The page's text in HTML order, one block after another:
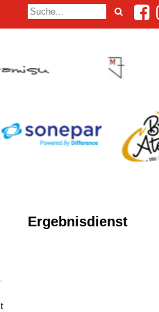
Ergebnisdienst